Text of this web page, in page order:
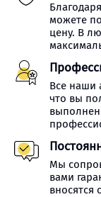
можете
цену. В
Все наши
что вы
Мы
вами
вносятся